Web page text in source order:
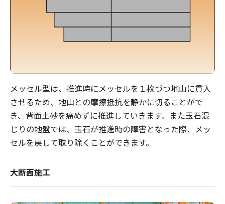
メッセル型は、推進時にメッセルを１枚づつ地山に貫入
させるため、地山との摩擦抵抗を静かに切ることがで
き、背面土砂を痛めずに推進していきます。また玉石混
じりの地盤では、玉石が推進時の障害となった際、メッ
セルを戻して取り除くことができます。
大断面施工